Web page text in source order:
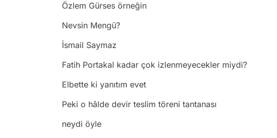
Özlem Gürses örneğin
Nevsin Mengü?
İsmail Saymaz
Fatih Portakal kadar çok izlenmeyecekler miydi?
Elbette ki yanıtım evet
Peki o hâlde devir teslim töreni tantanası
neydi öyle